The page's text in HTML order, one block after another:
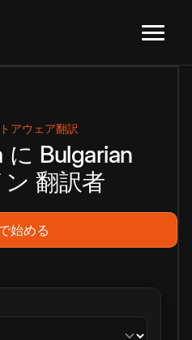
アウェア翻訳
に Bulgarian
翻訳者
始める